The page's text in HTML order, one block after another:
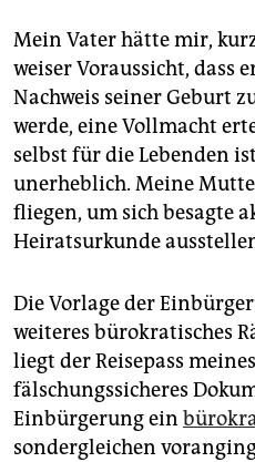
Mein Vater hätte mir,
weiser Voraussicht, dass
Nachweis seiner Geburt
werde, eine Vollmacht
selbst für die Lebenden
unerheblich. Meine
fliegen, um sich besagte
Heiratsurkunde
Die Vorlage der
weiteres bürokratisches
liegt der Reisepass
fälschungssicheres
Einbürgerung ein
sondergleichen